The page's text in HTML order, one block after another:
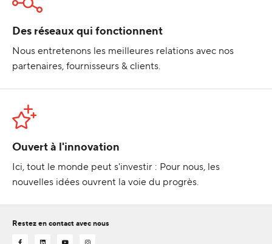
Des réseaux qui fonctionnent
Nous entretenons les meilleures relations avec nos
partenaires, fournisseurs & clients.
Ouvert à l'innovation
Ici, tout le monde peut s'investir : Pour nous, les
nouvelles idées ouvrent la voie du progrès.
Restez en contact avec nous